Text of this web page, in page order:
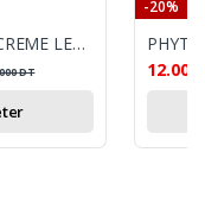
NOVEXPERT CREME LEGERE A LA VITAMINE C 40ML
DT
-20%
12.000